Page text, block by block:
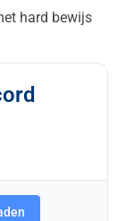
hard bewijs